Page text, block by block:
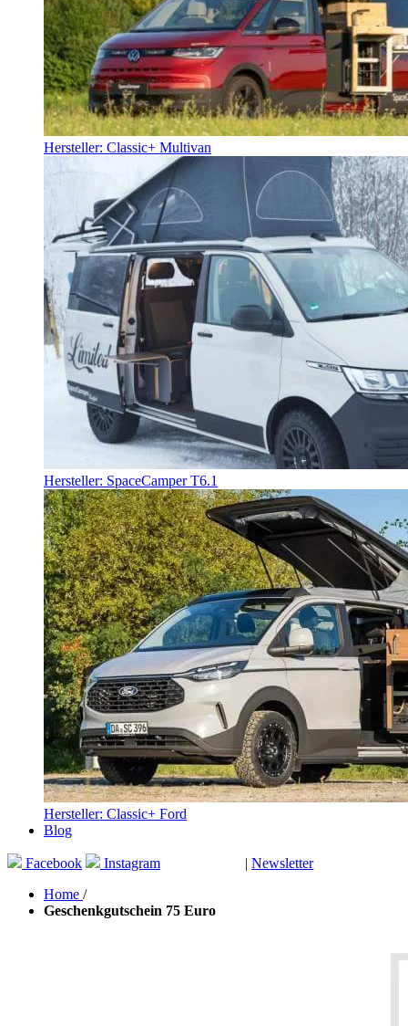
Hersteller: Classic+ Multivan
Hersteller: SpaceCamper T6.1
Hersteller: Classic+ Ford
Blog
Facebook Instagram | Newsletter
Home /
Geschenkgutschein 75 Euro